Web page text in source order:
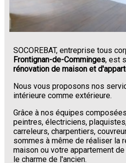
SOCOREBAT, entreprise tous
Frontignan-de-Comminges, est
rénovation de maison et
Nous vous proposons nos
intérieure comme extérieure.
Grâce à nos équipes
peintres, électriciens,
carreleurs, charpentiers,
sommes à même de réaliser la
maison ou votre appartement
le charme de l'ancien.